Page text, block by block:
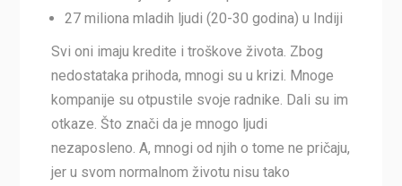
27 miliona mladih ljudi (20-30 godina) u Indiji
Svi oni imaju kredite i troškove života. Zbog
nedostataka prihoda, mnogi su u krizi. Mnoge
kompanije su otpustile svoje radnike. Dali su im
otkaze. Što znači da je mnogo ljudi
nezaposleno. A, mnogi od njih o tome ne pričaju,
jer u svom normalnom životu nisu tako